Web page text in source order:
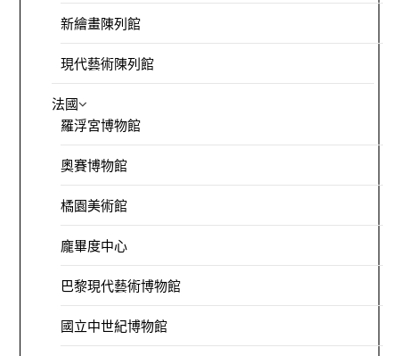
新繪畫陳列館
現代藝術陳列館
法國
羅浮宮博物館
奧賽博物館
橘園美術館
龐畢度中心
巴黎現代藝術博物館
國立中世紀博物館